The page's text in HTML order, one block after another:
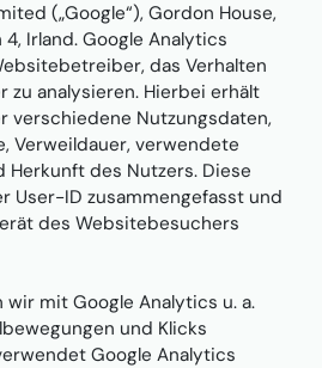
(„Google“), Gordon House,
Irland. Google Analytics
das Verhalten
analysieren. Hierbei erhält
verschiedene Nutzungsdaten,
Verweildauer, verwendete
des Nutzers. Diese
User-ID zusammengefasst und
des Websitebesuchers
wir mit Google Analytics u. a.
und Klicks
Google Analytics